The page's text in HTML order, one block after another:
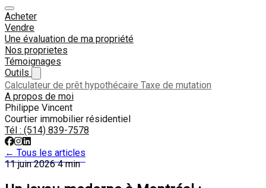
Acheter
Vendre
Une évaluation de ma propriété
Nos proprietes
Témoignages
Outils
Calculateur de prêt hypothécaire Taxe de mutation
A propos de moi
Philippe Vincent
Courtier immobilier résidentiel
Tél : (514) 839-7578
← Tous les articles
11 juin 2026 4 min